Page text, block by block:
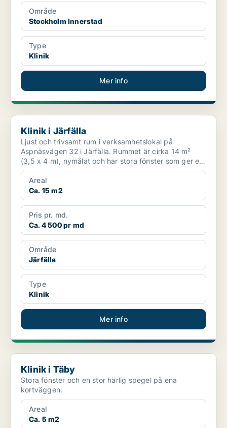
Område
Stockholm Innerstad
Type
Klinik
Mer info
Klinik i Järfälla
Klinik i Järfälla
Ljust och trivsamt rum i verksamhetslokal på
Aspnäsvägen 32 i Järfälla. Rummet är cirka 14 m²
(3,5 x 4 m), nymålat och har stora fönster som ger ett
fint lju...
Areal
Ca. 15 m2
Pris pr. md.
Ca. 4 500 pr md
Område
Järfälla
Type
Klinik
Mer info
Klinik i Täby
Klinik i Täby
Stora fönster och en stor härlig spegel på ena
kortväggen.
Areal
Ca. 5 m2